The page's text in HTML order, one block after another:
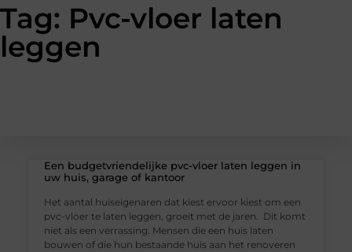
Tag: Pvc-vloer laten
leggen
Een budgetvriendelijke pvc-vloer laten leggen in
uw huis, garage of kantoor
Het aantal huiseigenaren dat kiest ervoor kiest om een
pvc-vloer te laten leggen, groeit met de jaren. Dit komt
niet als een verrassing. Mensen die een huis laten
bouwen of die hun bestaande huis aan het renoveren